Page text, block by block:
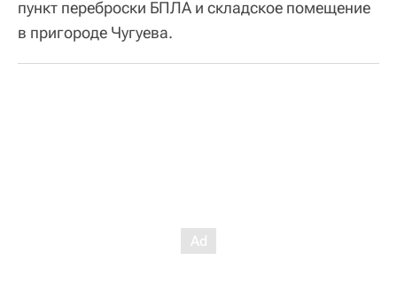
пункт переброски БПЛА и складское помещение
в пригороде Чугуева.